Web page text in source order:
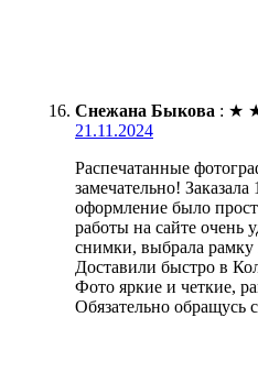
Снежана Быкова : ★
21.11.2024
Распечатанные
замечательно!
оформление было
работы на сайте очень
снимки, выбрала рамку
Доставили быстро в
Фото яркие и четкие,
Обязательно обращусь